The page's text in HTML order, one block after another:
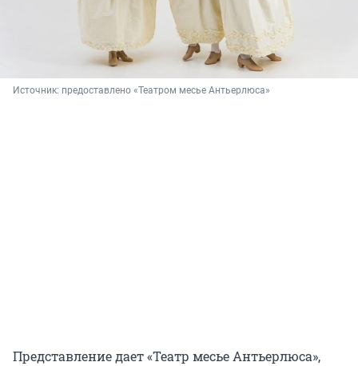
Источник: предоставлено «Театром месье Антьерлюса»
Представление дает «Театр месье Антьерлюса»,